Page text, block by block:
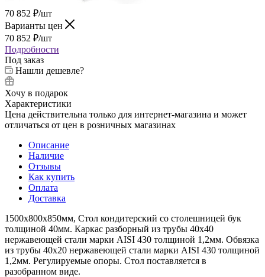
70 852 ₽/шт
Варианты цен
70 852 ₽/шт
Подробности
Под заказ
Нашли дешевле?
Хочу в подарок
Характеристики
Цена действительна только для интернет-магазина и может
отличаться от цен в розничных магазинах
Описание
Наличие
Отзывы
Как купить
Оплата
Доставка
1500х800х850мм, Стол кондитерский со столешницей бук
толщиной 40мм. Каркас разборный из трубы 40х40
нержавеющей стали марки AISI 430 толщиной 1,2мм. Обвязка
из трубы 40х20 нержавеющей стали марки AISI 430 толщиной
1,2мм. Регулируемые опоры. Стол поставляется в
разобранном виде.